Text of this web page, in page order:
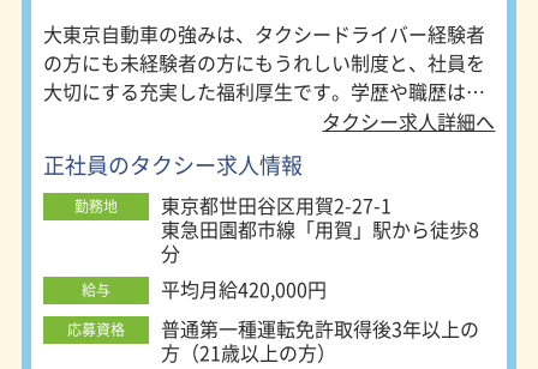
は、“GO DRIVERSITY.（ゴー・ドライ
バーシティ）”と題して性別や人種、
国籍や宗教などさまざまな属性の方々
を採用する「ダイバーシティ採用」を
行っています。社員一人ひとりの違い
を認め合い、多様性を尊重し、外国籍
の方やLGBTQの方も働きやすい環境
を整えています。 【スキルアップが
可能】 観光タクシー・子育てタクシ
ー・ワゴンタクシー・特定顧客（TV
局他）・個人タクシーなど、さまざま
なスキルアップの機会をご用意してい
ます。英語の資格を活かしたり観光の
資格取得などを積極的にバックアップ
大東京自動車の強みは、タクシードライバー経験者
の方にも未経験者の方にもうれしい制度と、社員を
大切にする充実した福利厚生です。学歴や職歴は一
切不問！働きやすい大東京自動車で、タクシードラ
イバーとして活躍してみませんか？
タクシー求人詳細へ
正社員のタクシー求人情報
勤務地
東京都世田谷区用賀2-27-1
東急田園都市線「用賀」駅から徒歩8
分
給与 平均月給420,000円
応募資格
普通第一種運転免許取得後3年以上の
方（21歳以上の方）